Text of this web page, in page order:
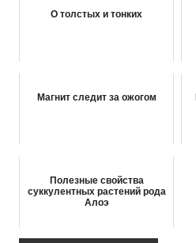
О толстых и тонких
Магнит следит за ожогом
Полезные свойства
суккулентных растений рода
Алоэ